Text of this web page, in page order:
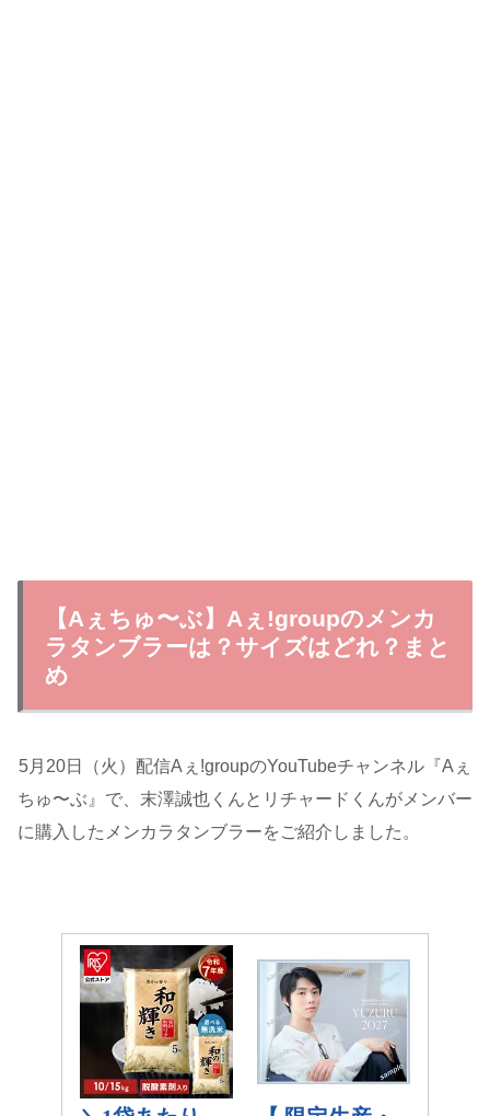
【Aぇちゅ〜ぶ】Aぇǃgroupのメンカ
ラタンブラーは？サイズはどれ？まと
め
5月20日（火）配信AぇǃgroupのYouTubeチャンネル『Aぇ
ちゅ〜ぶ』で、末澤誠也くんとリチャードくんがメンバー
に購入したメンカラタンブラーをご紹介しました。